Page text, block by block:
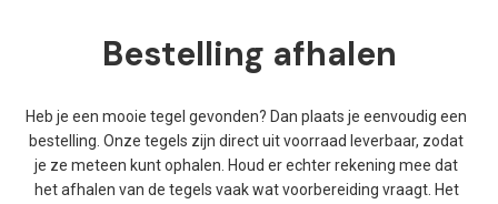
Bestelling afhalen
Heb je een mooie tegel gevonden? Dan plaats je eenvoudig een
bestelling. Onze tegels zijn direct uit voorraad leverbaar, zodat
je ze meteen kunt ophalen. Houd er echter rekening mee dat
het afhalen van de tegels vaak wat voorbereiding vraagt. Het